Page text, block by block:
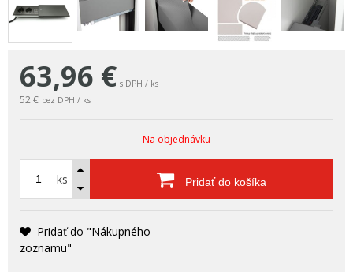
63,96 € s DPH / ks
52 € bez DPH / ks
Na objednávku
ks Pridať do košíka
Pridať do "Nákupného
zoznamu"